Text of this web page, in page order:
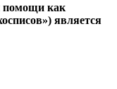
помощи как
является